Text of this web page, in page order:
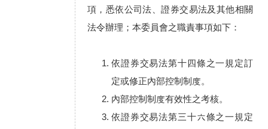
項，悉依公司法、證券交易法及其他相關
法令辦理；本委員會之職責事項如下：
依證券交易法第十四條之一規定訂
定或修正內部控制制度。
內部控制制度有效性之考核。
依證券交易法第三十六條之一規定